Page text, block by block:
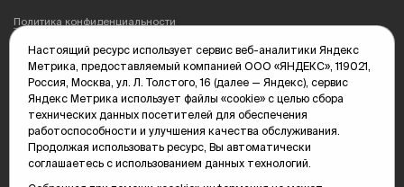
Политика конфиденциальности
Редакция: 625035, Тюмень, пр. Геологоразведчиков, 28А
(3452) 68-89-05
edit@vsluh.ru
Главный редактор: Панкина Т.Ю.
kika@vsluh.ru
По вопросам рекламы:
Настоящий ресурс использует сервис веб-аналитики Яндекс
Метрика, предоставляемый компанией ООО «ЯНДЕКС», 119021,
Россия, Москва, ул. Л. Толстого, 16 (далее — Яндекс), сервис
Яндекс Метрика использует файлы «cookie» с целью сбора
технических данных посетителей для обеспечения
работоспособности и улучшения качества обслуживания.
Продолжая использовать ресурс, Вы автоматически
соглашаетесь с использованием данных технологий.